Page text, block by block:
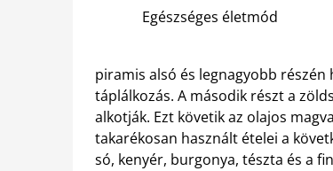
Egészséges életmód
piramis alsó és legnagyobb részén
táplálkozás. A második részt a
alkotják. Ezt követik az olajos
takarékosan használt ételei a
só, kenyér, burgonya, tészta és a